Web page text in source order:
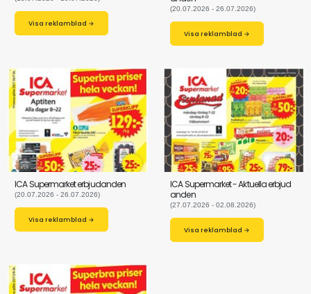
Visa reklamblad →
(20.07.2026 - 26.07.2026)
Visa reklamblad →
ICA Supermarket erbjudanden
(20.07.2026 - 26.07.2026)
Visa reklamblad →
ICA Supermarket - Aktuella erbjud
anden
(27.07.2026 - 02.08.2026)
Visa reklamblad →